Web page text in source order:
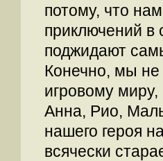
потому, что
приключений в
поджидают
Конечно, мы не
игровому
Анна, Рио,
нашего героя
всячески